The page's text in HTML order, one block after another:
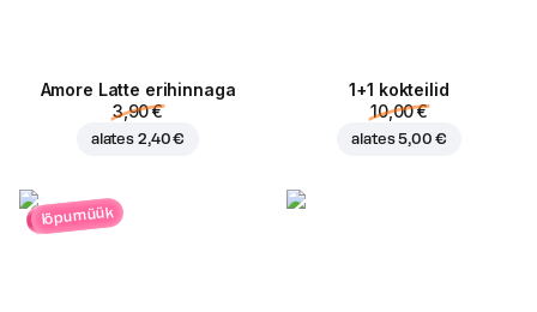
Amore Latte erihinnaga
3,90 €
alates 2,40 €
1+1 kokteilid
10,00 €
alates5,00 €
lõpumüük